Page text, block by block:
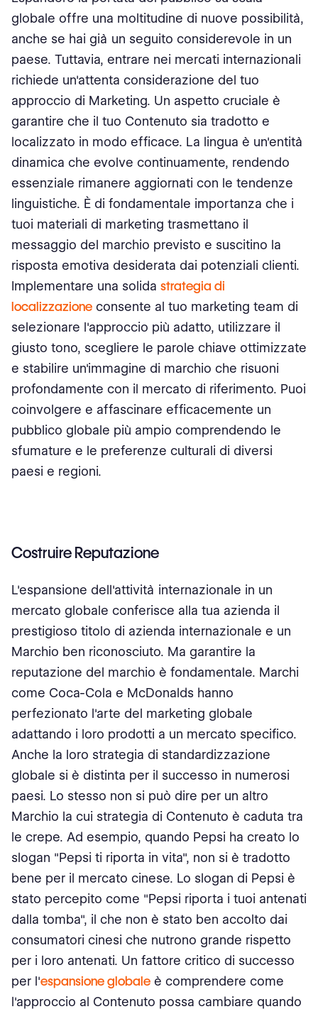
globale offre una moltitudine di nuove possibilità,
anche se hai già un seguito considerevole in un
paese. Tuttavia, entrare nei mercati internazionali
richiede un'attenta considerazione del tuo
approccio di Marketing. Un aspetto cruciale è
garantire che il tuo Contenuto sia tradotto e
localizzato in modo efficace. La lingua è un'entità
dinamica che evolve continuamente, rendendo
essenziale rimanere aggiornati con le tendenze
linguistiche. È di fondamentale importanza che i
tuoi materiali di marketing trasmettano il
messaggio del marchio previsto e suscitino la
risposta emotiva desiderata dai potenziali clienti.
Implementare una solida strategia di
localizzazione consente al tuo marketing team di
selezionare l'approccio più adatto, utilizzare il
giusto tono, scegliere le parole chiave ottimizzate
e stabilire un'immagine di marchio che risuoni
profondamente con il mercato di riferimento. Puoi
coinvolgere e affascinare efficacemente un
pubblico globale più ampio comprendendo le
sfumature e le preferenze culturali di diversi
paesi e regioni.
Costruire Reputazione
L'espansione dell'attività internazionale in un
mercato globale conferisce alla tua azienda il
prestigioso titolo di azienda internazionale e un
Marchio ben riconosciuto. Ma garantire la
reputazione del marchio è fondamentale. Marchi
come Coca-Cola e McDonalds hanno
perfezionato l'arte del marketing globale
adattando i loro prodotti a un mercato specifico.
Anche la loro strategia di standardizzazione
globale si è distinta per il successo in numerosi
paesi. Lo stesso non si può dire per un altro
Marchio la cui strategia di Contenuto è caduta tra
le crepe. Ad esempio, quando Pepsi ha creato lo
slogan "Pepsi ti riporta in vita", non si è tradotto
bene per il mercato cinese. Lo slogan di Pepsi è
stato percepito come "Pepsi riporta i tuoi antenati
dalla tomba", il che non è stato ben accolto dai
consumatori cinesi che nutrono grande rispetto
per i loro antenati. Un fattore critico di successo
per l'espansione globale è comprendere come
l'approccio al Contenuto possa cambiare quando